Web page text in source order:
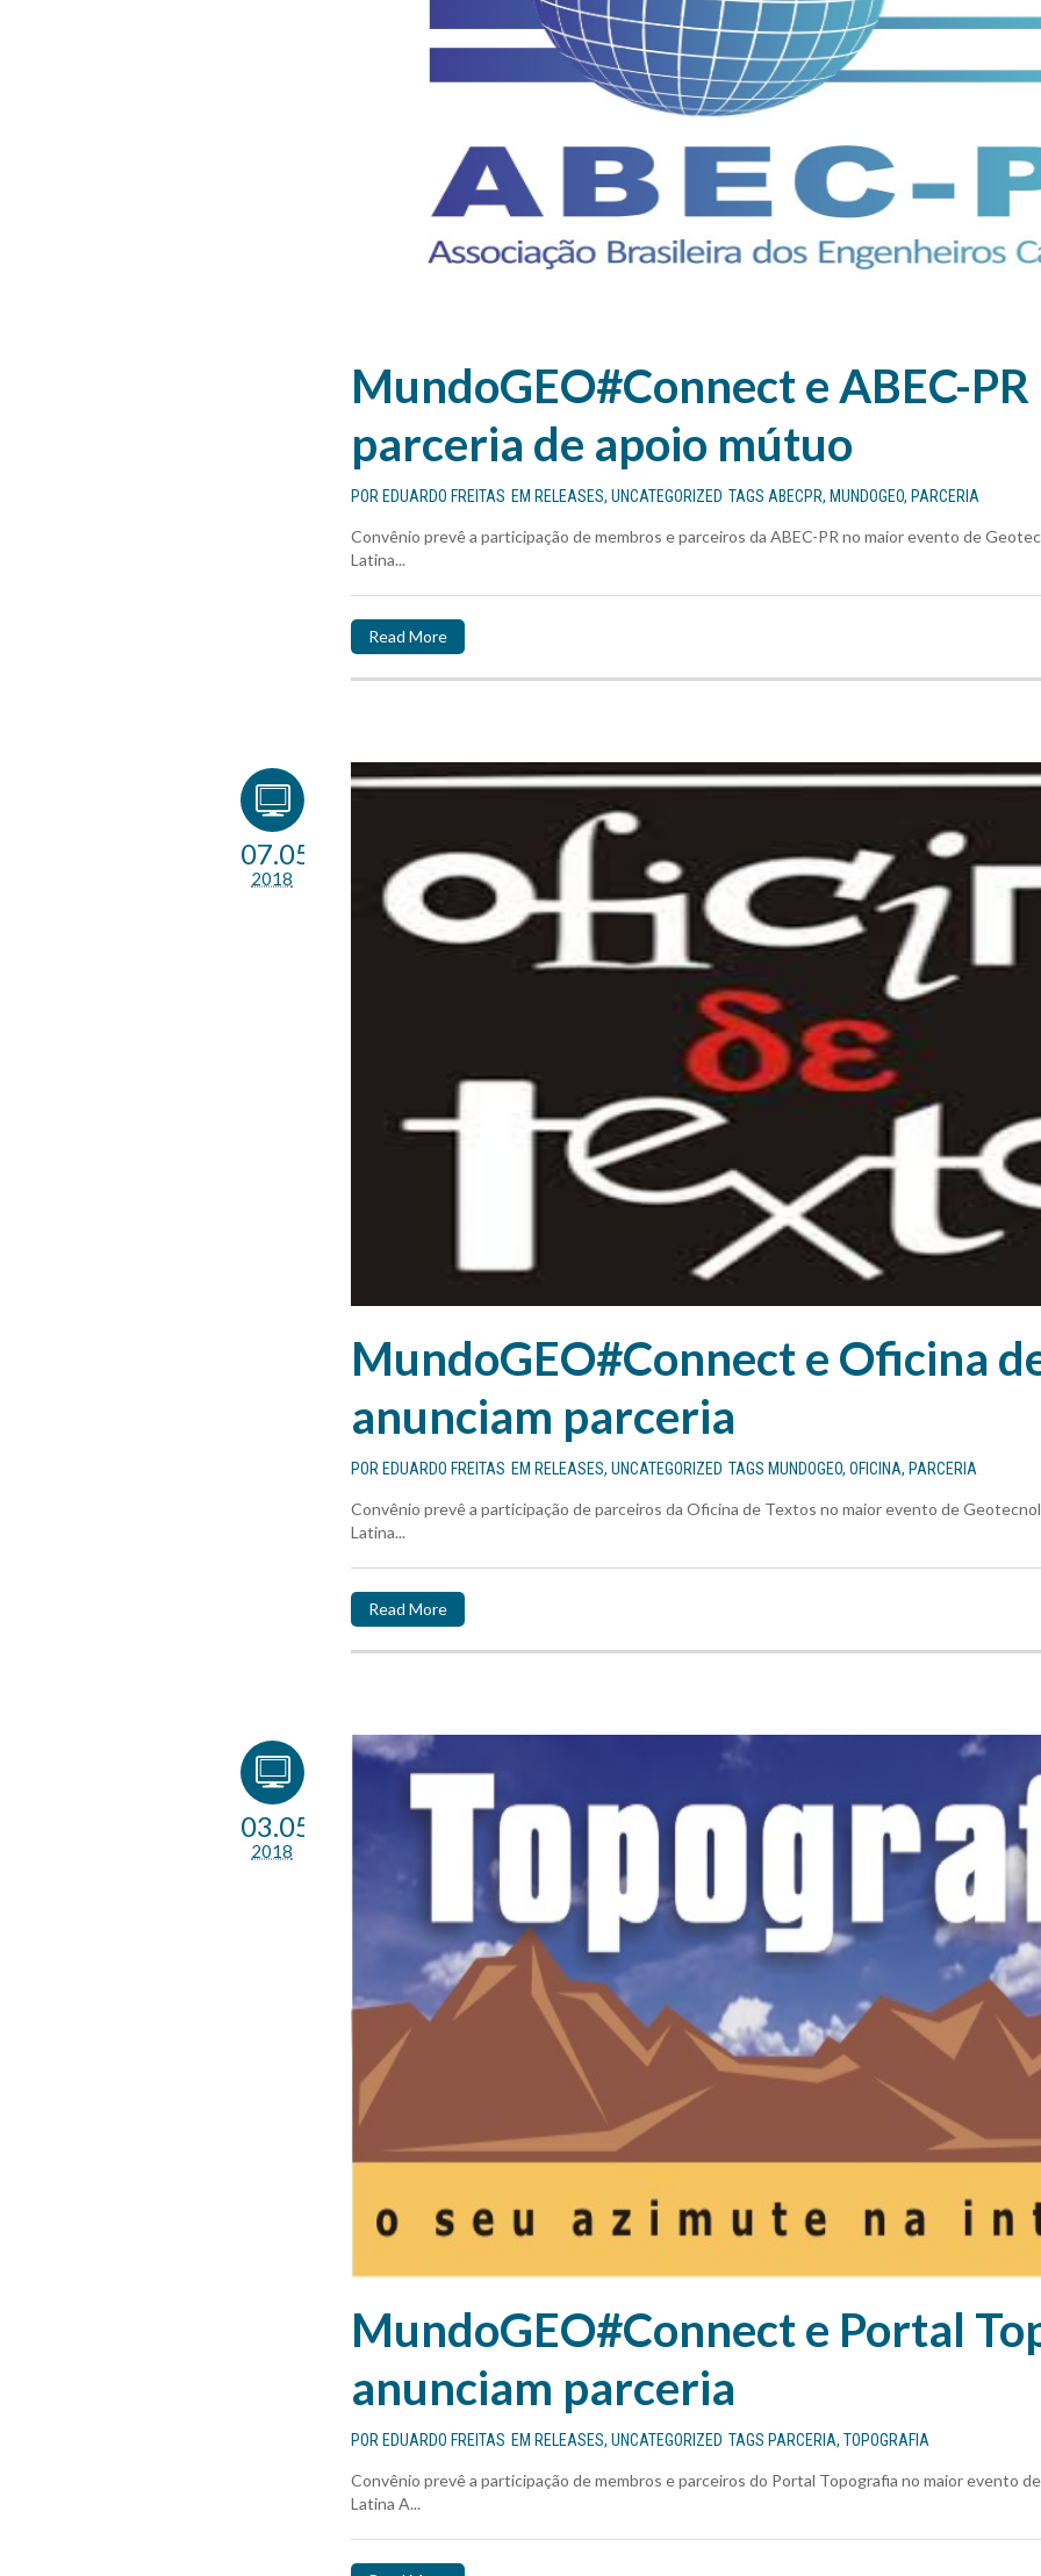
MundoGEO#Connect e ABEC-
parceria de apoio mútuo
POR EDUARDO FREITAS EM RELEASES, UNCATEGORIZED TAGS ABECPR, MUNDOGEO, PARCERIA
Convênio prevê a participação de membros e parceiros da ABEC-PR no maior evento de
Latina...
Read More
07.05
2018
MundoGEO#Connect e Oficina
anunciam parceria
POR EDUARDO FREITAS EM RELEASES, UNCATEGORIZED TAGS MUNDOGEO, OFICINA, PARCERIA
Convênio prevê a participação de parceiros da Oficina de Textos no maior evento de
Latina...
Read More
03.05
2018
MundoGEO#Connect e Portal
anunciam parceria
POR EDUARDO FREITAS EM RELEASES, UNCATEGORIZED TAGS PARCERIA, TOPOGRAFIA
Convênio prevê a participação de membros e parceiros do Portal Topografia no maior evento
Latina A...